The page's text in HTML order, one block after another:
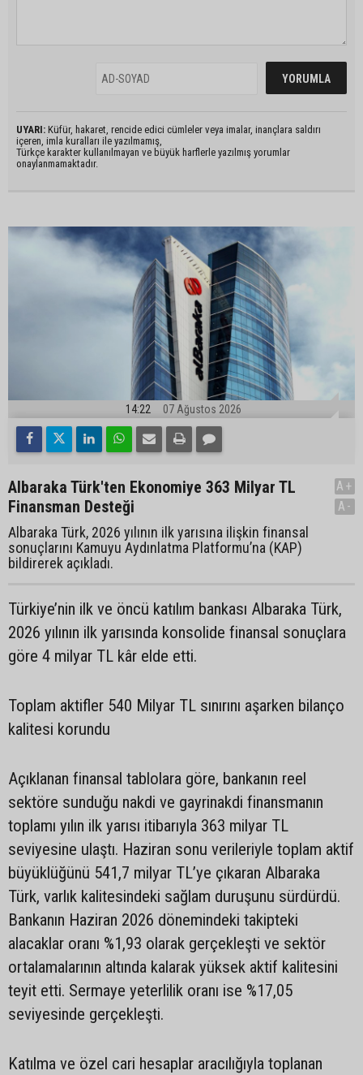
UYARI: Küfür, hakaret, rencide edici cümleler veya imalar, inançlara saldırı
içeren, imla kuralları ile yazılmamış,
Türkçe karakter kullanılmayan ve büyük harflerle yazılmış yorumlar
onaylanmamaktadır.
14:22 07 Ağustos 2026
Albaraka Türk'ten Ekonomiye 363 Milyar TL
Finansman Desteği
Albaraka Türk, 2026 yılının ilk yarısına ilişkin finansal
sonuçlarını Kamuyu Aydınlatma Platformu’na (KAP)
bildirerek açıkladı.
A+
A-
Türkiye’nin ilk ve öncü katılım bankası Albaraka Türk,
2026 yılının ilk yarısında konsolide finansal sonuçlara
göre 4 milyar TL kâr elde etti.
Toplam aktifler 540 Milyar TL sınırını aşarken bilanço
kalitesi korundu
Açıklanan finansal tablolara göre, bankanın reel
sektöre sunduğu nakdi ve gayrinakdi finansmanın
toplamı yılın ilk yarısı itibarıyla 363 milyar TL
seviyesine ulaştı. Haziran sonu verileriyle toplam aktif
büyüklüğünü 541,7 milyar TL’ye çıkaran Albaraka
Türk, varlık kalitesindeki sağlam duruşunu sürdürdü.
Bankanın Haziran 2026 dönemindeki takipteki
alacaklar oranı %1,93 olarak gerçekleşti ve sektör
ortalamalarının altında kalarak yüksek aktif kalitesini
teyit etti. Sermaye yeterlilik oranı ise %17,05
seviyesinde gerçekleşti.
Katılma ve özel cari hesaplar aracılığıyla toplanan